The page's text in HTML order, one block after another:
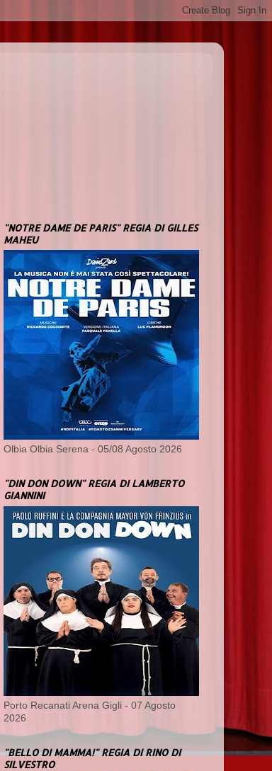
"NOTRE DAME DE PARIS" REGIA DI GILLES
MAHEU
Olbia Olbia Serena - 05/08 Agosto 2026
"DIN DON DOWN" REGIA DI LAMBERTO
GIANNINI
Porto Recanati Arena Gigli - 07 Agosto
2026
"BELLO DI MAMMA!" REGIA DI RINO DI
SILVESTRO